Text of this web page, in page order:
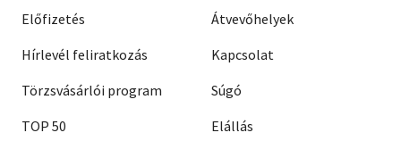
Előfizetés
Hírlevél feliratkozás
Törzsvásárlói program
TOP 50
Átvevőhelyek
Kapcsolat
Súgó
Elállás